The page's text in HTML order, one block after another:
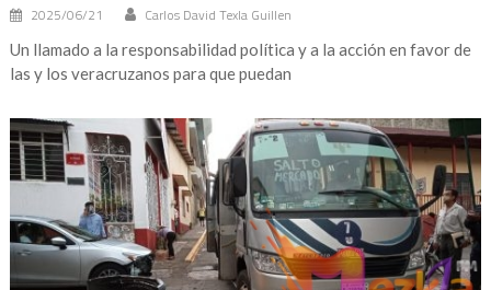
2025/06/21 Carlos David Texla Guillen
Un llamado a la responsabilidad política y a la acción en favor de
las y los veracruzanos para que puedan